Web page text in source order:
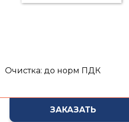
Очистка: до норм ПДК
ЗАКАЗАТЬ